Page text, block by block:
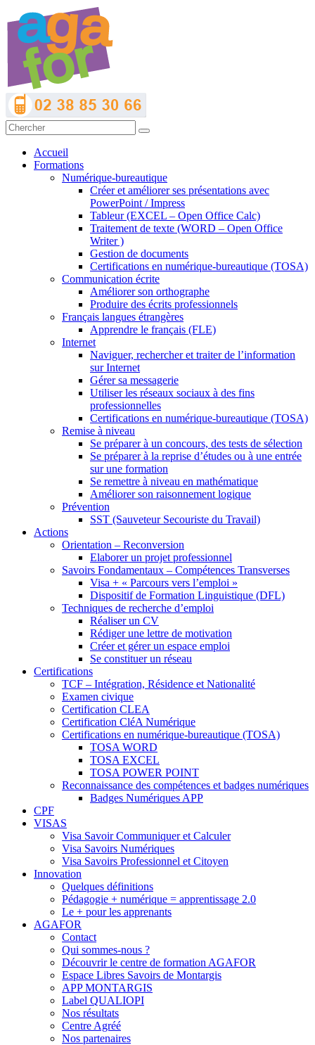
Accueil
Formations
Numérique-bureautique
Créer et améliorer ses présentations avec
PowerPoint / Impress
Tableur (EXCEL – Open Office Calc)
Traitement de texte (WORD – Open Office
Writer )
Gestion de documents
Certifications en numérique-bureautique (TOSA)
Communication écrite
Améliorer son orthographe
Produire des écrits professionnels
Français langues étrangères
Apprendre le français (FLE)
Internet
Naviguer, rechercher et traiter de l’information
sur Internet
Gérer sa messagerie
Utiliser les réseaux sociaux à des fins
professionnelles
Certifications en numérique-bureautique (TOSA)
Remise à niveau
Se préparer à un concours, des tests de sélection
Se préparer à la reprise d’études ou à une entrée
sur une formation
Se remettre à niveau en mathématique
Améliorer son raisonnement logique
Prévention
SST (Sauveteur Secouriste du Travail)
Actions
Orientation – Reconversion
Elaborer un projet professionnel
Savoirs Fondamentaux – Compétences Transverses
Visa + « Parcours vers l’emploi »
Dispositif de Formation Linguistique (DFL)
Techniques de recherche d’emploi
Réaliser un CV
Rédiger une lettre de motivation
Créer et gérer un espace emploi
Se constituer un réseau
Certifications
TCF – Intégration, Résidence et Nationalité
Examen civique
Certification CLEA
Certification CléA Numérique
Certifications en numérique-bureautique (TOSA)
TOSA WORD
TOSA EXCEL
TOSA POWER POINT
Reconnaissance des compétences et badges numériques
Badges Numériques APP
CPF
VISAS
Visa Savoir Communiquer et Calculer
Visa Savoirs Numériques
Visa Savoirs Professionnel et Citoyen
Innovation
Quelques définitions
Pédagogie + numérique = apprentissage 2.0
Le + pour les apprenants
AGAFOR
Contact
Qui sommes-nous ?
Découvrir le centre de formation AGAFOR
Espace Libres Savoirs de Montargis
APP MONTARGIS
Label QUALIOPI
Nos résultats
Centre Agréé
Nos partenaires